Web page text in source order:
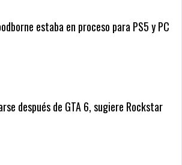
estaba en proceso para PS5 y PC
después de GTA 6, sugiere Rockstar